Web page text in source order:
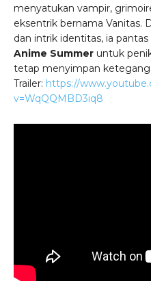
menyatukan vampir,
eksentrik bernama Vanitas.
dan intrik identitas, ia
Anime Summer untuk
tetap menyimpan
Trailer: https://
v=WqQQMBD3iq8